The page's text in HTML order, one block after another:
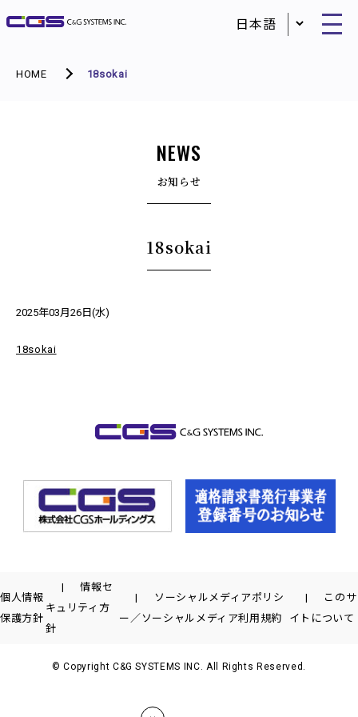
HOME 18sokai
NEWS
お知らせ
18sokai
2025年03月26日(水)
18sokai
個人情報
保護方針
情報セ
キュリティ方
針
ソーシャルメディアポリシ
ー／ソーシャルメディア利用規約
このサ
イトについて
© Copyright C&G SYSTEMS INC. All Rights Reserved.